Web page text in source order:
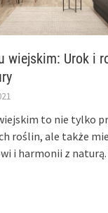
wiejskim: Urok i
to nie tylko
roślin, ale także
i harmonii z naturą.